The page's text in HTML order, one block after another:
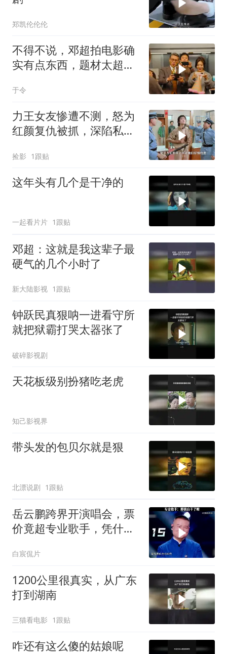
郑凯伦伦伦
不得不说，邓超拍电影确
实有点东西，题材太超前
于令
力王女友惨遭不测，怒为
红颜复仇被抓，深陷私人
捡影 1跟贴
这年头有几个是干净的
一起看片片 1跟贴
邓超：这就是我这辈子最
硬气的几个小时了
新大陆影视 1跟贴
钟跃民真狠呐一进看守所
就把狱霸打哭太器张了
破碎影视剧
天花板级别扮猪吃老虎
知己影视界
带头发的包贝尔就是狠
北漂说剧 1跟贴
岳云鹏跨界开演唱会，票
价竟超专业歌手，凭什
白宸侃片
1200公里很真实，从广东
打到湖南
三猫看电影 1跟贴
咋还有这么傻的姑娘呢